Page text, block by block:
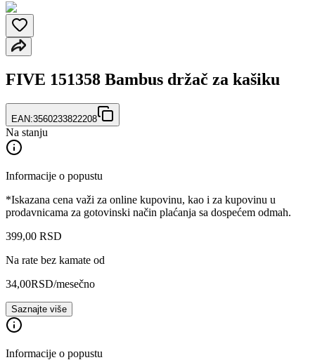
FIVE 151358 Bambus držač za kašiku
EAN:3560233822208
Na stanju
Informacije o popustu
*Iskazana cena važi za online kupovinu, kao i za kupovinu u
prodavnicama za gotovinski način plaćanja sa dospećem odmah.
399,00 RSD
Na rate bez kamate od
34,00RSD/mesečno
Saznajte više
Informacije o popustu